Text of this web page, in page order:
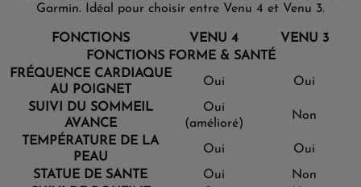
Garmin. Idéal pour choisir entre Venu 4 et Venu 3.
FONCTIONS VENU 4
VENU 3
FONCTIONS FORME & SANTÉ
FRÉQUENCE CARDIAQUE
AU POIGNET
Oui
Oui
SUIVI DU SOMMEIL
AVANCE
Oui
(amélioré)
Non
TEMPÉRATURE DE LA
PEAU
Oui
Oui
STATUE DE SANTE
Oui
Non